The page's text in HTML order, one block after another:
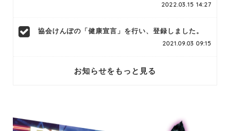
2022.03.15 14:27
協会けんぽの「健康宣言」を行い、登録しました。
2021.09.03 09:15
お知らせをもっと見る